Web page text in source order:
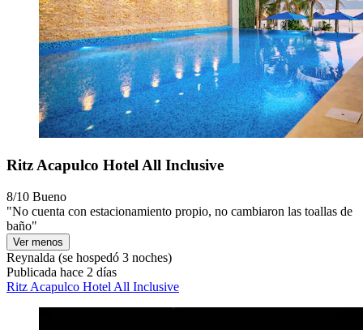
Ritz Acapulco Hotel All Inclusive
8/10 Bueno
"No cuenta con estacionamiento propio, no cambiaron las toallas de
baño"
Ver menos
Reynalda (se hospedó 3 noches)
Publicada hace 2 días
Ritz Acapulco Hotel All Inclusive